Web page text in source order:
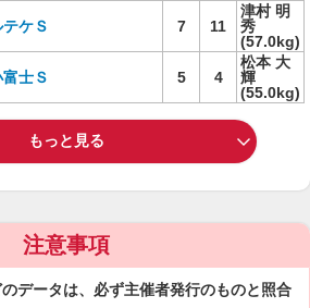
ケＳ 7 11
津村 明
秀
(57.0kg)
士Ｓ 5 4
松本 大
輝
(55.0kg)
もっと見る
注意事項
データは、必ず主催者発行のものと照合